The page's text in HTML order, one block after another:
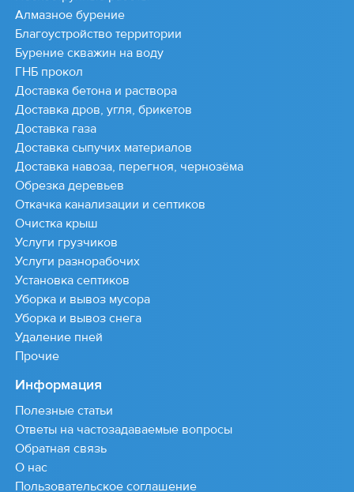
Алмазное бурение
Благоустройство территории
Бурение скважин на воду
ГНБ прокол
Доставка бетона и раствора
Доставка дров, угля, брикетов
Доставка газа
Доставка сыпучих материалов
Доставка навоза, перегноя, чернозёма
Обрезка деревьев
Откачка канализации и септиков
Очистка крыш
Услуги грузчиков
Услуги разнорабочих
Установка септиков
Уборка и вывоз мусора
Уборка и вывоз снега
Удаление пней
Прочие
Информация
Полезные статьи
Ответы на частозадаваемые вопросы
Обратная связь
О нас
Пользовательское соглашение